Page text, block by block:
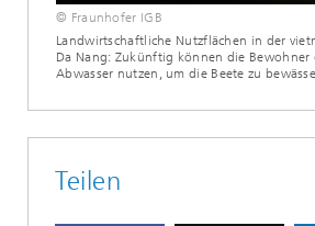
© Fraunhofer IGB
Landwirtschaftliche Nutzflächen in der
Da Nang: Zukünftig können die Bewohner
Abwasser nutzen, um die Beete zu
Teilen